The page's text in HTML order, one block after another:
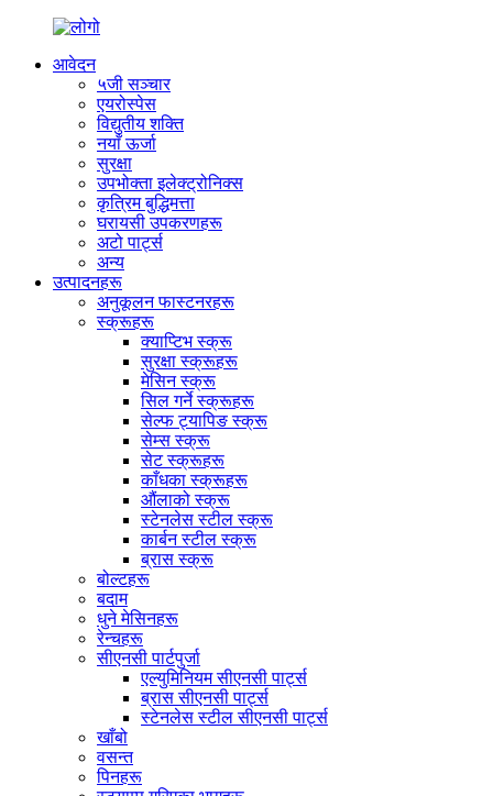
आवेदन
५जी सञ्चार
एयरोस्पेस
विद्युतीय शक्ति
नयाँ ऊर्जा
सुरक्षा
उपभोक्ता इलेक्ट्रोनिक्स
कृत्रिम बुद्धिमत्ता
घरायसी उपकरणहरू
अटो पार्ट्स
अन्य
उत्पादनहरू
अनुकूलन फास्टनरहरू
स्क्रूहरू
क्याप्टिभ स्क्रू
सुरक्षा स्क्रूहरू
मेसिन स्क्रू
सिल गर्ने स्क्रूहरू
सेल्फ ट्यापिङ स्क्रू
सेम्स स्क्रू
सेट स्क्रूहरू
काँधका स्क्रूहरू
औंलाको स्क्रू
स्टेनलेस स्टील स्क्रू
कार्बन स्टील स्क्रू
ब्रास स्क्रू
बोल्टहरू
बदाम
धुने मेसिनहरू
रेन्चहरू
सीएनसी पार्टपुर्जा
एल्युमिनियम सीएनसी पार्ट्स
ब्रास सीएनसी पार्ट्स
स्टेनलेस स्टील सीएनसी पार्ट्स
खाँबो
वसन्त
पिनहरू